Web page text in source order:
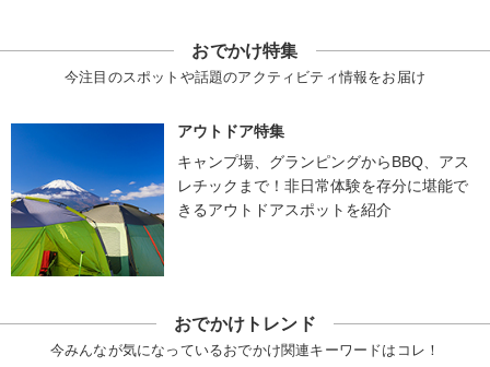
おでかけ特集
今注目のスポットや話題のアクティビティ情報をお届け
アウトドア特集
キャンプ場、グランピングからBBQ、アス
レチックまで！非日常体験を存分に堪能で
きるアウトドアスポットを紹介
おでかけトレンド
今みんなが気になっているおでかけ関連キーワードはコレ！